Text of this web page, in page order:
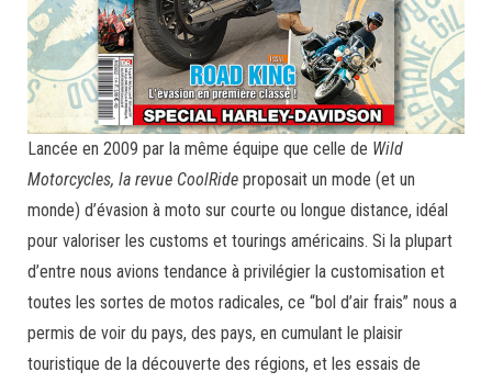
Lancée en 2009 par la même équipe que celle de Wild
Motorcycles, la revue CoolRide proposait un mode (et un
monde) d’évasion à moto sur courte ou longue distance, idéal
pour valoriser les customs et tourings américains. Si la plupart
d’entre nous avions tendance à privilégier la customisation et
toutes les sortes de motos radicales, ce “bol d’air frais” nous a
permis de voir du pays, des pays, en cumulant le plaisir
touristique de la découverte des régions, et les essais de